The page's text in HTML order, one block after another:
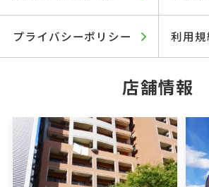
プライバシーポリシー 利用規
店舗情報